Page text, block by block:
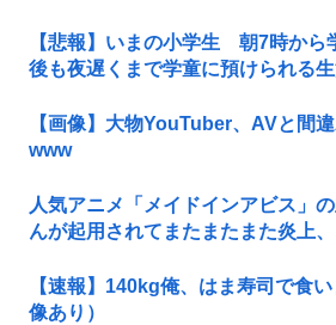
【悲報】いまの小学生 朝7時から
後も夜遅くまで学童に預けられる
【画像】大物YouTuber、AVと間
www
人気アニメ「メイドインアビス」
んが起用されてまたまたまた炎上
【速報】140kg俺、はま寿司で食
像あり）